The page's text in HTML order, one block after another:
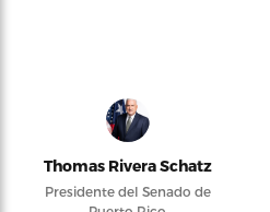
Thomas Rivera Schatz
Presidente del Senado de